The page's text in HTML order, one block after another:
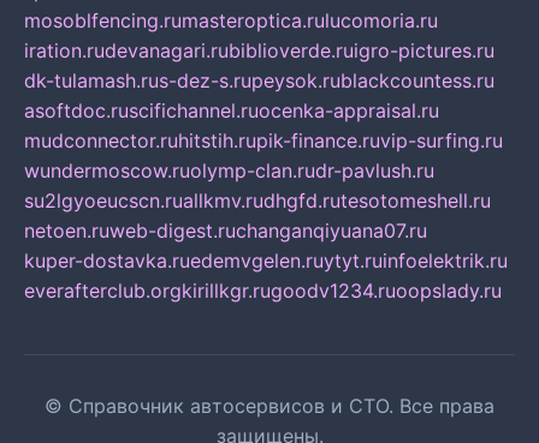
mosoblfencing.rumasteroptica.rulucomoria.ru
iration.rudevanagari.rubiblioverde.ruigro-pictures.ru
dk-tulamash.rus-dez-s.rupeysok.rublackcountess.ru
asoftdoc.ruscifichannel.ruocenka-appraisal.ru
mudconnector.ruhitstih.rupik-finance.ruvip-surfing.ru
wundermoscow.ruolymp-clan.rudr-pavlush.ru
su2lgyoeucscn.ruallkmv.rudhgfd.rutesotomeshell.ru
netoen.ruweb-digest.ruchanganqiyuana07.ru
kuper-dostavka.ruedemvgelen.ruytyt.ruinfoelektrik.ru
everafterclub.orgkirillkgr.rugoodv1234.ruoopslady.ru
© Справочник автосервисов и СТО. Все права
защищены.